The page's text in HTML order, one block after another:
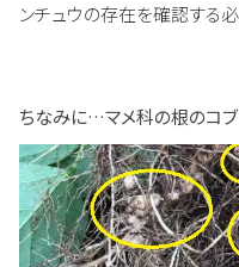
ンチュウの存在を確認する必
ちなみに…マメ科の根のコブ